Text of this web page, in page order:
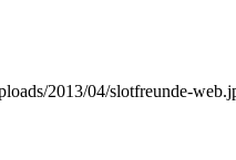
2013/04/slotfreunde-